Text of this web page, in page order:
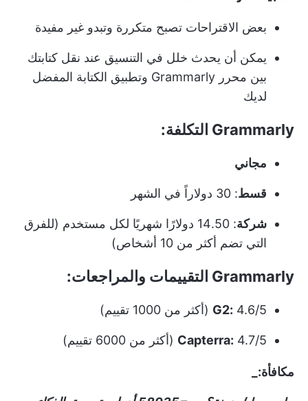
بعض الاقتراحات تصبح متكررة وتبدو غير مفيدة
يمكن أن يحدث خلل في التنسيق عند نقل كتابتك
بين محرر Grammarly وتطبيق الكتابة المفضل
لديك
Grammarly التكلفة:
مجاني
قسط: 30 دولاراً في الشهر
شركة
: 14.50 دولارًا شهريًا لكل مستخدم (للفرق
التي تضم أكثر من 10 أشخاص)
Grammarly التقييمات والمراجعات:
G2: 4.6/5 (أكثر من 1000 تقييم)
Capterra: 4.7/5 (أكثر من 6000 تقييم)
مكافأة:_